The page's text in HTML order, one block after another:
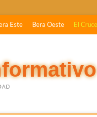
Este Bera Oeste El Cruce